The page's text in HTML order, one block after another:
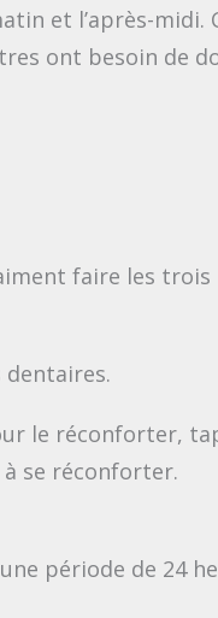
et l’après-midi.
ont besoin de
faire les trois
dentaires.
le réconforter,
se réconforter.
période de 24